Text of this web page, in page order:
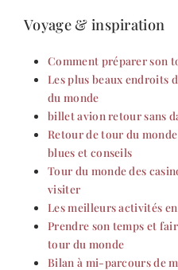
Voyage & inspiration
Comment préparer son
Les plus beaux endroits
du monde
billet avion retour sans
Retour de tour du
blues et conseils
Tour du monde des
visiter
Les meilleurs activités
Prendre son temps et
tour du monde
Bilan à mi-parcours de